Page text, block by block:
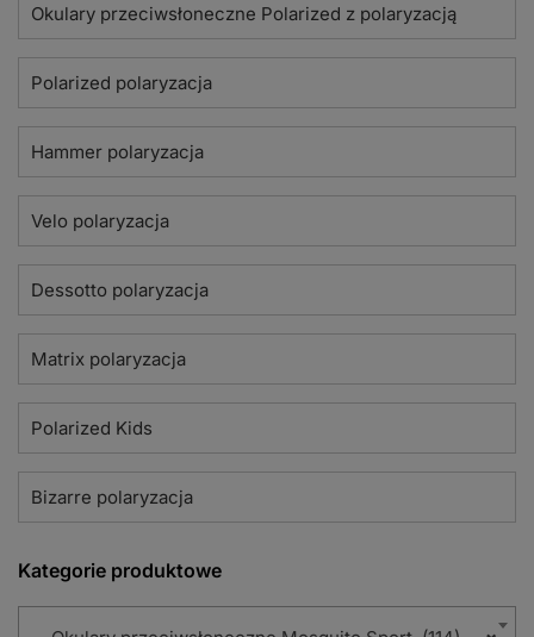
Okulary przeciwsłoneczne Polarized z polaryzacją
Polarized polaryzacja
Hammer polaryzacja
Velo polaryzacja
Dessotto polaryzacja
Matrix polaryzacja
Polarized Kids
Bizarre polaryzacja
Kategorie produktowe